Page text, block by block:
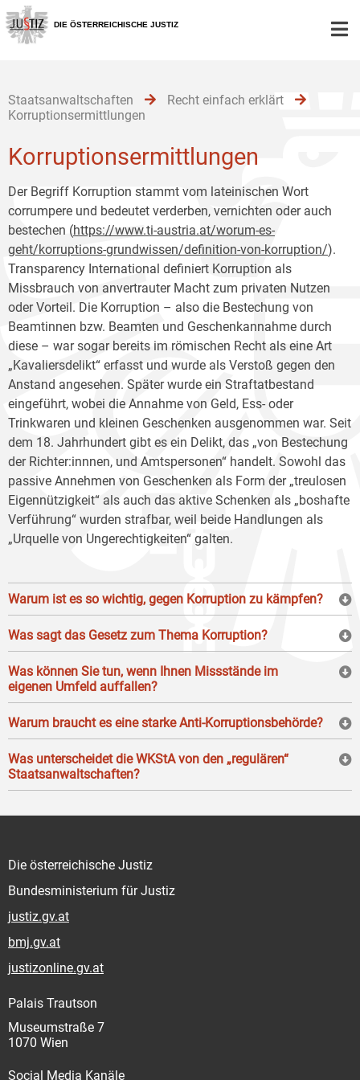
Zur
Hauptnavigation
[1]
Zum
Inhalt
[2]
Zum
Untermenü
[3]
DIE ÖSTERREICHISCHE JUSTIZ
Staatsanwaltschaften
Recht einfach erklärt
Korruptionsermittlungen
Korruptionsermittlungen
Der Begriff Korruption stammt vom lateinischen Wort
corrumpere und bedeutet verderben, vernichten oder auch
bestechen (https://www.ti-austria.at/worum-es-
geht/korruptions-grundwissen/definition-von-korruption/).
Transparency International definiert Korruption als
Missbrauch von anvertrauter Macht zum privaten Nutzen
oder Vorteil. Die Korruption – also die Bestechung von
Beamtinnen bzw. Beamten und Geschenkannahme durch
diese – war sogar bereits im römischen Recht als eine Art
„Kavaliersdelikt“ erfasst und wurde als Verstoß gegen den
Anstand angesehen. Später wurde ein Straftatbestand
eingeführt, wobei die Annahme von Geld, Ess- oder
Trinkwaren und kleinen Geschenken ausgenommen war. Seit
dem 18. Jahrhundert gibt es ein Delikt, das „von Bestechung
der Richter:innnen, und Amtspersonen“ handelt. Sowohl das
passive Annehmen von Geschenken als Form der „treulosen
Eigennützigkeit“ als auch das aktive Schenken als „boshafte
Verführung“ wurden strafbar, weil beide Handlungen als
„Urquelle von Ungerechtigkeiten“ galten.
Warum ist es so wichtig, gegen Korruption zu kämpfen?
Was sagt das Gesetz zum Thema Korruption?
Was können Sie tun, wenn Ihnen Missstände im
eigenen Umfeld auffallen?
Warum braucht es eine starke Anti-Korruptionsbehörde?
Was unterscheidet die WKStA von den „regulären“
Staatsanwaltschaften?
Die österreichische Justiz
Bundesministerium für Justiz
justiz.gv.at
bmj.gv.at
justizonline.gv.at
Palais Trautson
Museumstraße 7
1070 Wien
Social Media Kanäle